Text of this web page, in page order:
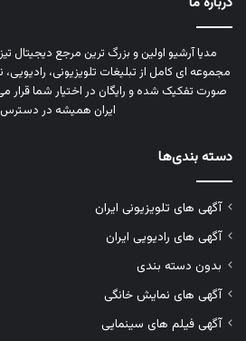
مدیا آرشیو اولین و بزرگ‌ ترین مرجع دیجیتال
مجموعه‌ ای کامل از تبلیغات تلویزیونی،
صورت تفکیک‌ شده و رایگان در اختیار شما قرار
ایران همیشه در
دسته بندی‌ها
آگهی های تلویزیونی ایران
آگهی های رادیویی ایران
بدون دسته بندی
آگهی های نمایش خانگی
آگهی فیلم های سینمایی